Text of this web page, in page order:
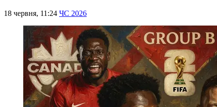
18 червня, 11:24 ЧС 2026